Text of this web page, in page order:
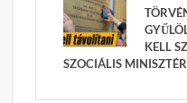
KELL
SZOCIÁLIS